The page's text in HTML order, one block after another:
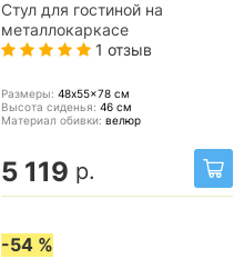
Стул для гостиной на
металлокаркасе
1 отзыв
Размеры: 48x55x78 см
Высота сиденья: 46 см
Материал обивки: велюр
5 119 р.
-54 %